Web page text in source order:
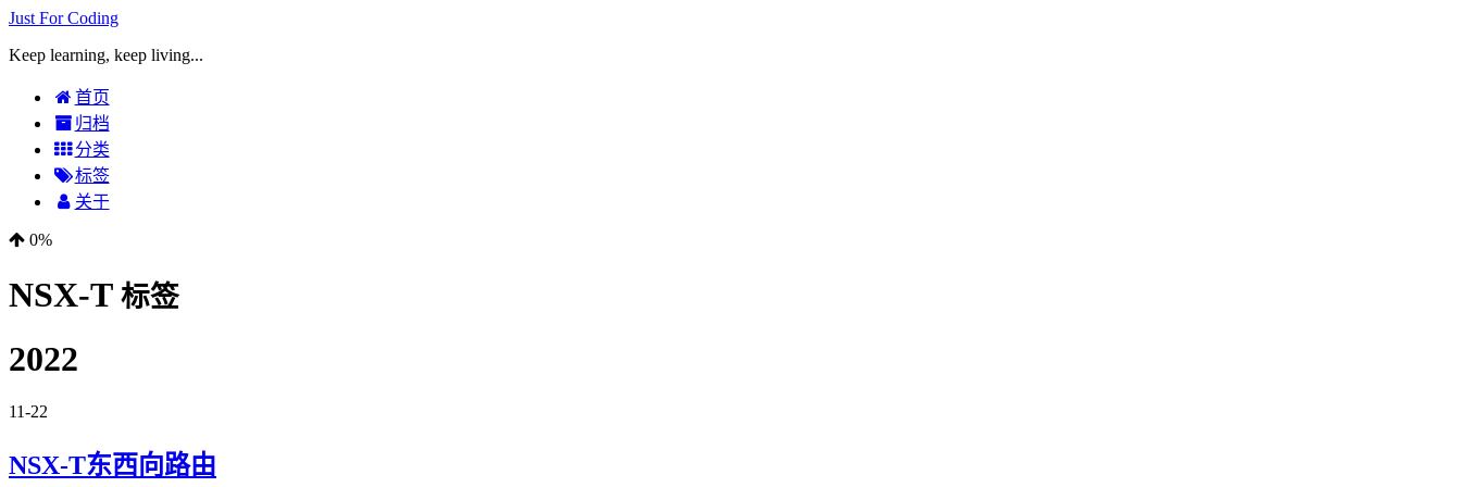
Just For Coding
Keep learning, keep living...
首页
归档
分类
标签
关于
0%
NSX-T 标签
2022
11-22
NSX-T东西向路由